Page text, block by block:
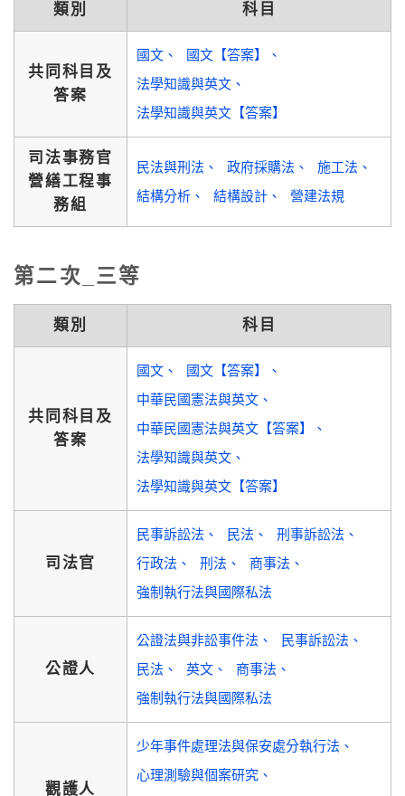
類別 科目
共同科目及
答案
國文
國文【答案】
法學知識與英文
法學知識與英文【答案】
司法事務官
營繕工程事
務組
民法與刑法 政府採購法
施工法
結構分析
結構設計 營建法規
第二次_三等
類別 科目
共同科目及
答案
國文
國文【答案】
中華民國憲法與英文
中華民國憲法與英文【答案】
法學知識與英文
法學知識與英文【答案】
司法官
民事訴訟法 民法
刑事訴訟法
行政法
刑法
商事法
強制執行法與國際私法
公證人
公證法與非訟事件法
民事訴訟法
民法
英文
商事法
強制執行法與國際私法
觀護人
少年事件處理法與保安處分執行法
心理測驗與個案研究